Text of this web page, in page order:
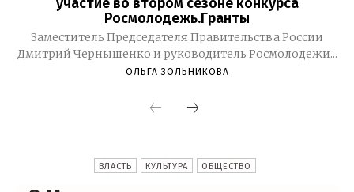
Росмолодежь.Гранты
Заместитель Председателя Правительства России
Дмитрий Чернышенко и руководитель Росмолодежи...
ОЛЬГА ЗОЛЬНИКОВА